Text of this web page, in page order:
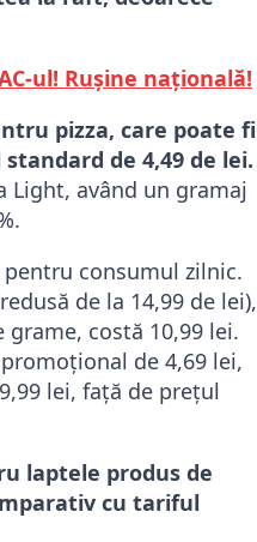
ul! Rușine națională!
pizza, care poate fi
de 4,49 de lei.
Light, având un gramaj
consumul zilnic.
de la 14,99 de lei),
costă 10,99 lei.
de 4,69 lei,
lei, față de prețul
laptele produs de
cu tariful